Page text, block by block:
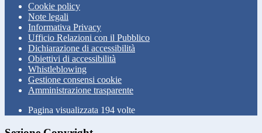
Cookie policy
Note legali
Informativa Privacy
Ufficio Relazioni con il Pubblico
Dichiarazione di accessibilità
Obiettivi di accessibilità
Whistleblowing
Gestione consensi cookie
Amministrazione trasparente
Pagina visualizzata 194 volte